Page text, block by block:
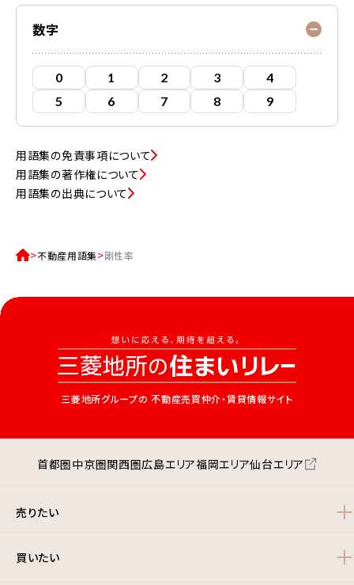
数字
0 1 2 3
4
5
6 7 8 9
用語集の免責事項について
用語集の著作権について
用語集の出典について
不動産用語集 剛性率
三菱地所グループの 不動産売買仲介・賃貸情報サイト
首都圏中京圏関西圏広島エリア福岡エリア仙台エリア
売りたい
買いたい